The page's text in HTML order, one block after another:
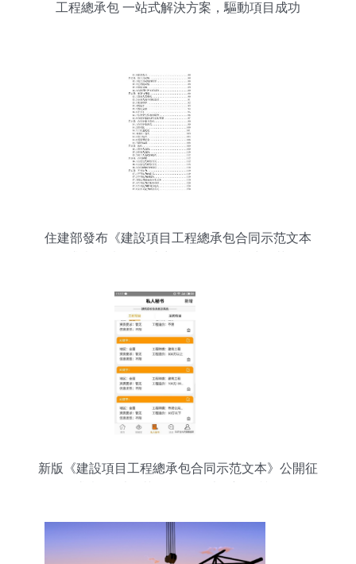
工程總承包 一站式解決方案，驅動項目成功
住建部發布《建設項目工程總承包合同示范文本
新版《建設項目工程總承包合同示范文本》公開征